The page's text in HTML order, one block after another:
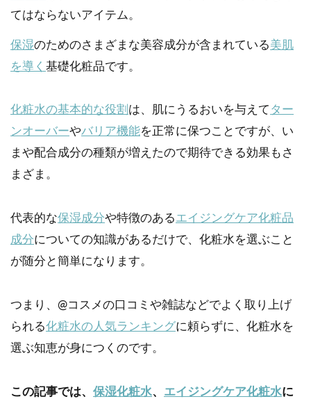
てはならないアイテム。
保湿のためのさまざまな美容成分が含まれている美肌
を導く 基礎化粧品です。
化粧水の基本的な役割 は、肌にうるおいを与えて ター
ンオーバーやバリア機能を正常に保つことですが、い
まや配合成分の種類が増えたので期待できる効果もさ
まざま。
代表的な保湿成分や特徴のあるエイジングケア化粧品
成分についての知識があるだけで、化粧水を選ぶこと
が随分と簡単になります。
つまり、@コスメの口コミや雑誌などでよく取り上げ
られる化粧水の人気ランキングに頼らずに、化粧水を
選ぶ知恵が身につくのです。
この記事では、 保湿化粧水、 エイジングケア化粧水に